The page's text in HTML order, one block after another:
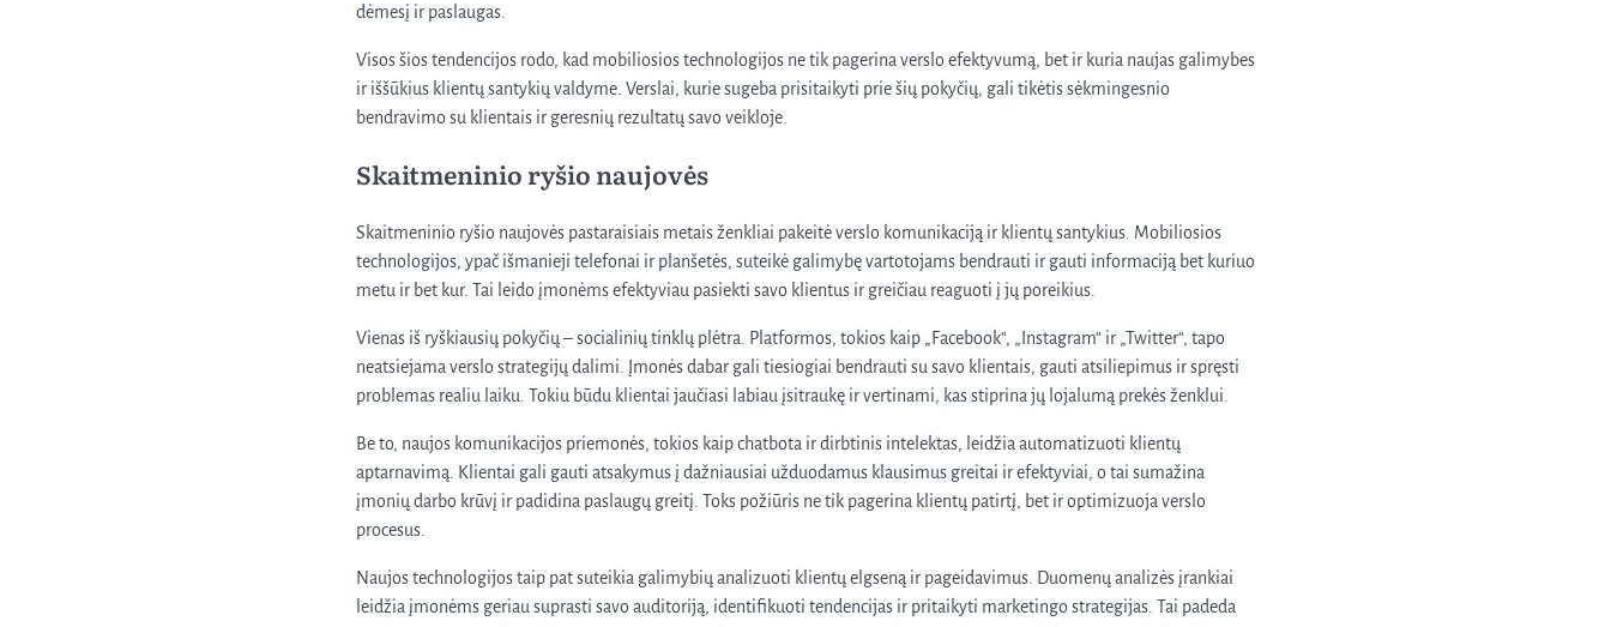
dėmesį ir paslaugas.
Visos šios tendencijos rodo, kad mobiliosios technologijos ne tik pagerina verslo efektyvumą, bet ir kuria naujas galimybes
ir iššūkius klientų santykių valdyme. Verslai, kurie sugeba prisitaikyti prie šių pokyčių, gali tikėtis sėkmingesnio
bendravimo su klientais ir geresnių rezultatų savo veikloje.
Skaitmeninio ryšio naujovės
Skaitmeninio ryšio naujovės pastaraisiais metais ženkliai pakeitė verslo komunikaciją ir klientų santykius. Mobiliosios
technologijos, ypač išmanieji telefonai ir planšetės, suteikė galimybę vartotojams bendrauti ir gauti informaciją bet kuriuo
metu ir bet kur. Tai leido įmonėms efektyviau pasiekti savo klientus ir greičiau reaguoti į jų poreikius.
Vienas iš ryškiausių pokyčių – socialinių tinklų plėtra. Platformos, tokios kaip „Facebook“, „Instagram“ ir „Twitter“, tapo
neatsiejama verslo strategijų dalimi. Įmonės dabar gali tiesiogiai bendrauti su savo klientais, gauti atsiliepimus ir spręsti
problemas realiu laiku. Tokiu būdu klientai jaučiasi labiau įsitraukę ir vertinami, kas stiprina jų lojalumą prekės ženklui.
Be to, naujos komunikacijos priemonės, tokios kaip chatbota ir dirbtinis intelektas, leidžia automatizuoti klientų
aptarnavimą. Klientai gali gauti atsakymus į dažniausiai užduodamus klausimus greitai ir efektyviai, o tai sumažina
įmonių darbo krūvį ir padidina paslaugų greitį. Toks požiūris ne tik pagerina klientų patirtį, bet ir optimizuoja verslo
procesus.
Naujos technologijos taip pat suteikia galimybių analizuoti klientų elgseną ir pageidavimus. Duomenų analizės įrankiai
leidžia įmonėms geriau suprasti savo auditoriją, identifikuoti tendencijas ir pritaikyti marketingo strategijas. Tai padeda